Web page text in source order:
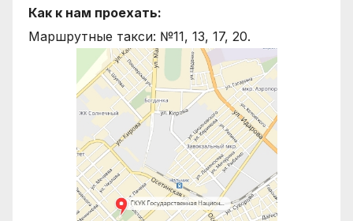
Как к нам проехать:
Маршрутные такси: №11, 13, 17, 20.